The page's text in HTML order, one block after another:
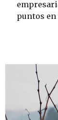
puntos en